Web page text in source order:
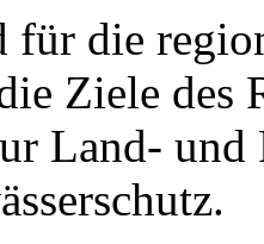
für die
Ziele des
Land-